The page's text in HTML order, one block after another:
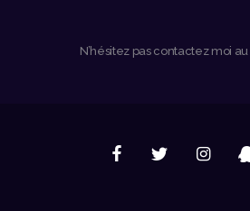
N’hésitez pas contactez moi au